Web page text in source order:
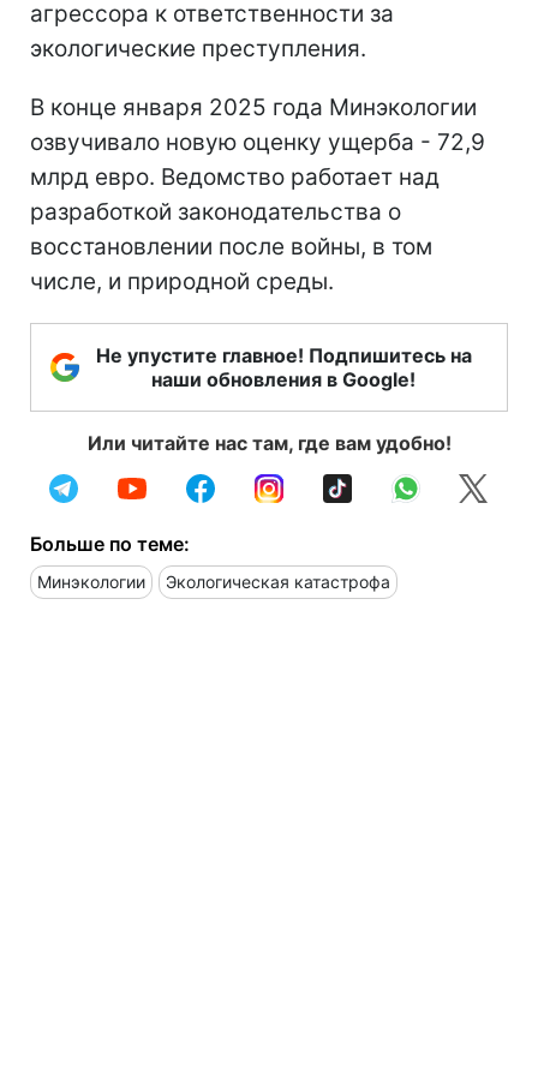
агрессора к ответственности за
экологические преступления.
В конце января 2025 года Минэкологии
озвучивало новую оценку ущерба - 72,9
млрд евро. Ведомство работает над
разработкой законодательства о
восстановлении после войны, в том
числе, и природной среды.
Не упустите главное! Подпишитесь на
наши обновления в Google!
Или читайте нас там, где вам удобно!
Больше по теме:
Минэкологии Экологическая катастрофа